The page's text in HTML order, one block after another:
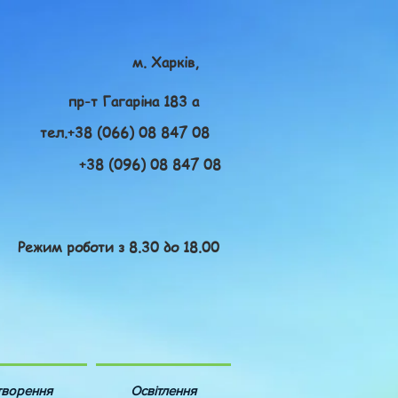
м. Харків,
пр-т Гагаріна 183 а
тел.+38 (066) 08 847 08
+38 (096) 08 847 08
Режим роботи з 8.30 до 18.00
Освітлення